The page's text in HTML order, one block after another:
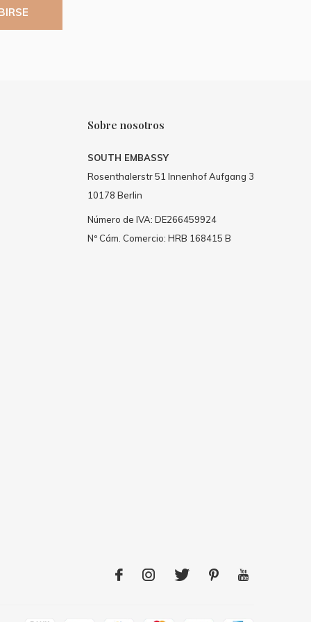
Sobre nosotros
SOUTH EMBASSY
Rosenthalerstr 51 Innenhof Aufgang 3
10178 Berlin
Número de IVA: DE266459924
Nº Cám. Comercio: HRB 168415 B